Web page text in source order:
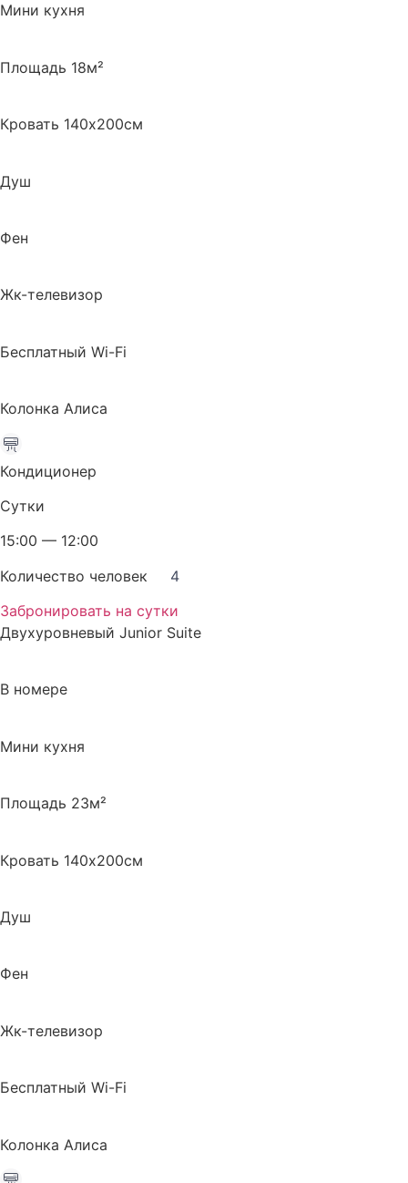
Мини кухня
Площадь 18м²
Кровать 140х200см
Душ
Фен
Жк-телевизор
Бесплатный Wi-Fi
Колонка Алиса
Кондиционер
Сутки
15:00 — 12:00
Количество человек 4
Забронировать на сутки
Двухуровневый Junior Suite
В номере
Мини кухня
Площадь 23м²
Кровать 140х200см
Душ
Фен
Жк-телевизор
Бесплатный Wi-Fi
Колонка Алиса